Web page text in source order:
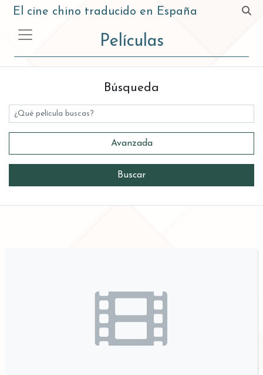
El cine chino traducido en España
Películas
Búsqueda
Título
Avanzada